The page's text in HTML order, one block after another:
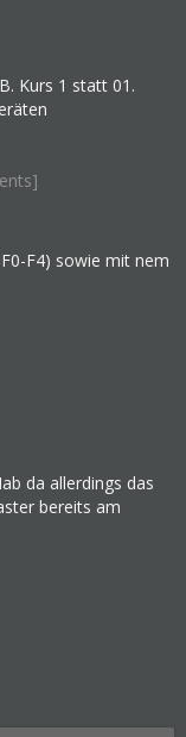
Kurs 1 statt 01.
F4) sowie mit nem
da allerdings das
bereits am